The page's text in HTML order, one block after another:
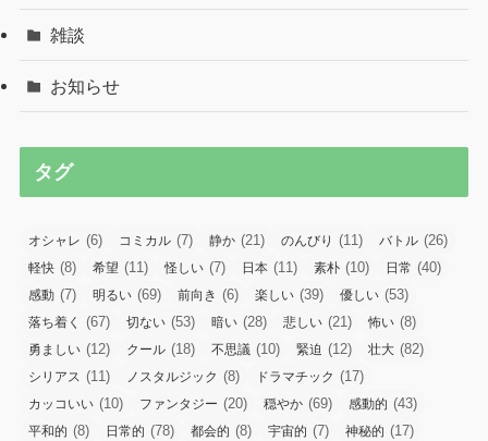
雑談
お知らせ
タグ
オシャレ (6) コミカル (7) 静か (21) のんびり (11) バトル (26)
軽快 (8) 希望 (11) 怪しい (7) 日本 (11) 素朴 (10) 日常 (40)
感動 (7) 明るい (69) 前向き (6) 楽しい (39) 優しい (53)
落ち着く (67) 切ない (53) 暗い (28) 悲しい (21) 怖い (8)
勇ましい (12) クール (18) 不思議 (10) 緊迫 (12) 壮大 (82)
シリアス (11) ノスタルジック (8) ドラマチック (17)
カッコいい (10) ファンタジー (20) 穏やか (69) 感動的 (43)
平和的 (8) 日常的 (78) 都会的 (8) 宇宙的 (7) 神秘的 (17)